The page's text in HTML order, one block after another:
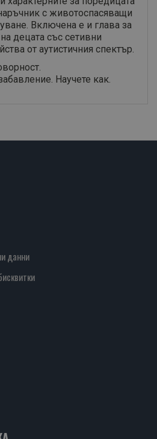
с животоспасяващи
Включена е и глава за
децата със сетивни
от аутистичния спектър.
Научете как.
данни